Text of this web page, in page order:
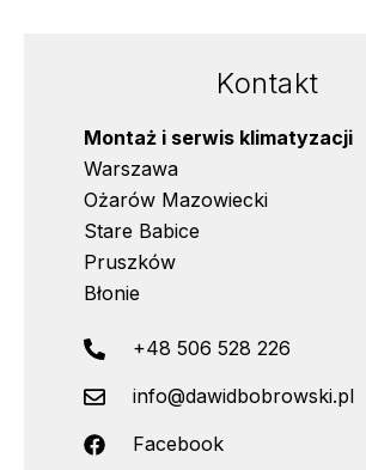
Kontakt
Montaż i serwis klimatyzacji
Warszawa
Ożarów Mazowiecki
Stare Babice
Pruszków
Błonie
+48 506 528 226
info@dawidbobrowski.pl
Facebook